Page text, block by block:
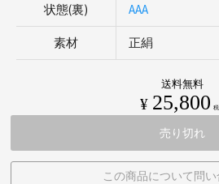
状態(裏) AAA
素材 正絹
送料無料
¥ 25,800
売り切れ
この商品について問